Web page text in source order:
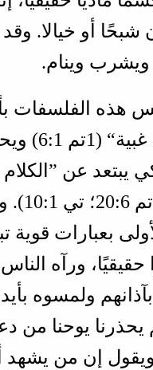
شبحًا أو خيالا.
ويشرب وينام.
هذه الفلسفات
(1تم 1‏:6
)
يبتعد عن ”الكلام
).
بعبارات قوية
ورآه الناس
ولمسوه
يحذرنا يوحنا من
ويقول إن من